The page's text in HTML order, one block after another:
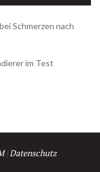
Schmerzen nach
im Test
| Datenschutz